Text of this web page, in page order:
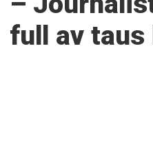
full av taus